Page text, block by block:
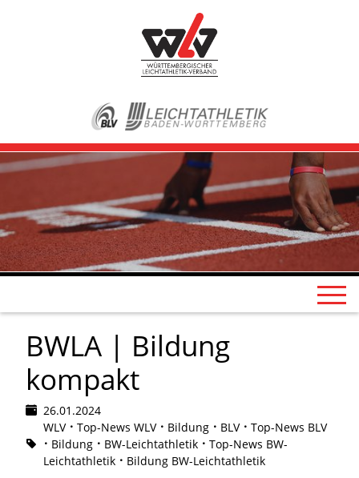
BWLA | Bildung
kompakt
26.01.2024
WLV
Top-News WLV Bildung BLV
Top-News BLV
Bildung
BW-Leichtathletik
Top-News BW-
Leichtathletik
Bildung BW-Leichtathletik